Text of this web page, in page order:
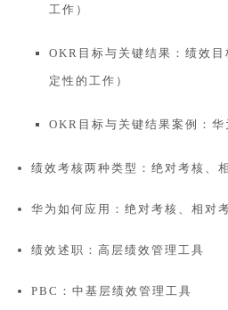
工作）
OKR目标与关键结果：绩效
定性的工作）
OKR目标与关键结果案例：华
绩效考核两种类型：绝对考核、
华为如何应用：绝对考核、相对
绩效述职：高层绩效管理工具
PBC：中基层绩效管理工具